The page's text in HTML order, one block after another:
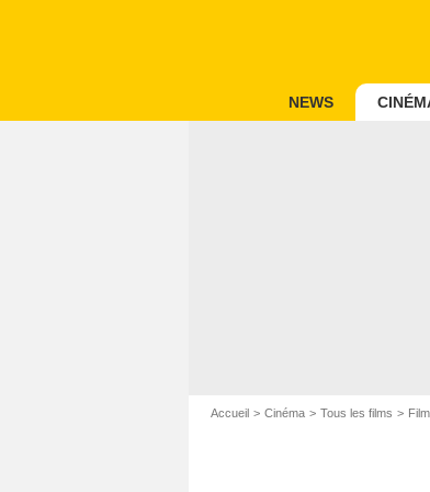
NEWS
Accueil Cinéma Tous les films